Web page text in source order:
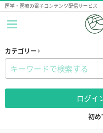
医学・医療の電子コンテンツ配信サービス
カテゴリー
ログイ
初め